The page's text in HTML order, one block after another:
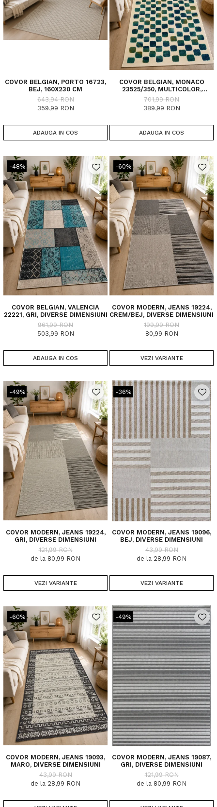
COVOR BELGIAN, PORTO 16723,
BEJ, 160X230 CM
643,94 RON
359,99 RON
ADAUGA IN COS
COVOR BELGIAN, MONACO
23525/350, MULTICOLOR,
DIVERSE DIMENSIUNI
701,99 RON
389,99 RON
ADAUGA IN COS
-48%
COVOR BELGIAN, VALENCIA
22221, GRI, DIVERSE DIMENSIUNI
961,99 RON
503,99 RON
ADAUGA IN COS
-60%
COVOR MODERN, JEANS 19224,
CREM/BEJ, DIVERSE DIMENSIUNI
199,99 RON
80,99 RON
VEZI VARIANTE
-49%
COVOR MODERN, JEANS 19224,
GRI, DIVERSE DIMENSIUNI
121,99 RON
de la 80,99 RON
VEZI VARIANTE
-36%
COVOR MODERN, JEANS 19096,
BEJ, DIVERSE DIMENSIUNI
43,99 RON
de la 28,99 RON
VEZI VARIANTE
-60%
COVOR MODERN, JEANS 19093,
MARO, DIVERSE DIMENSIUNI
43,99 RON
de la 28,99 RON
-49%
COVOR MODERN, JEANS 19087,
GRI, DIVERSE DIMENSIUNI
121,99 RON
de la 80,99 RON